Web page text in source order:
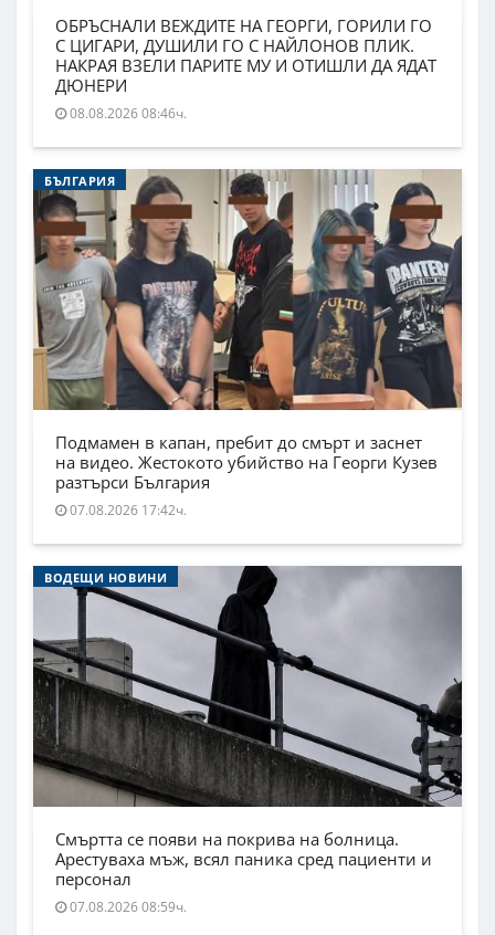
ОБРЪСНАЛИ ВЕЖДИТЕ НА ГЕОРГИ, ГОРИЛИ ГО
С ЦИГАРИ, ДУШИЛИ ГО С НАЙЛОНОВ ПЛИК.
НАКРАЯ ВЗЕЛИ ПАРИТЕ МУ И ОТИШЛИ ДА ЯДАТ
ДЮНЕРИ
08.08.2026 08:46ч.
БЪЛГАРИЯ
Подмамен в капан, пребит до смърт и заснет
на видео. Жестокото убийство на Георги Кузев
разтърси България
07.08.2026 17:42ч.
ВОДЕЩИ НОВИНИ
Смъртта се появи на покрива на болница.
Арестуваха мъж, всял паника сред пациенти и
персонал
07.08.2026 08:59ч.